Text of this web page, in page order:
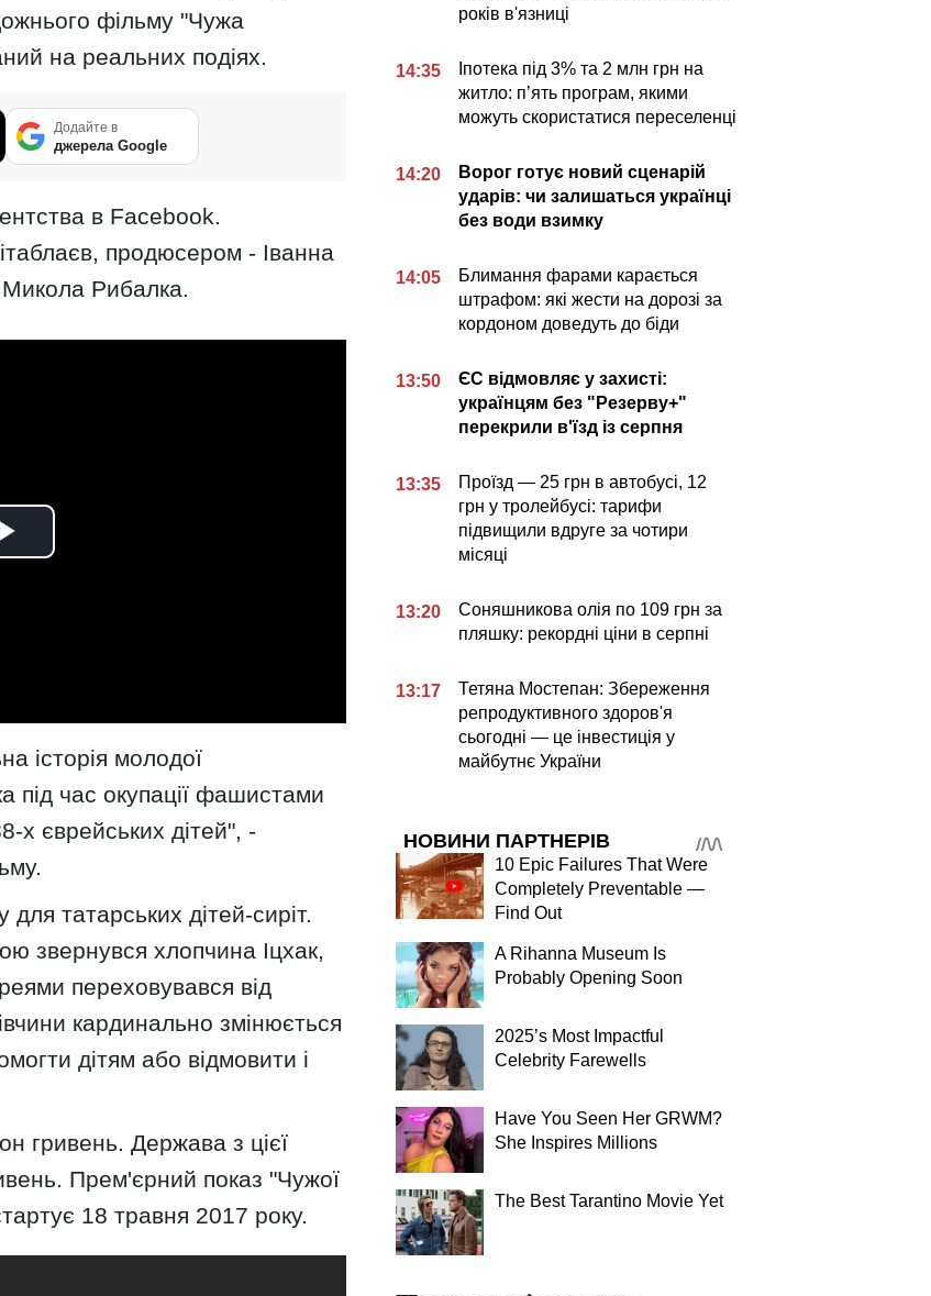
фільму "Чужа
на реальних подіях.
Додайте в
джерела Google
в Facebook.
продюсером - Іванна
Рибалка.
історія молодої
під час окупації фашистами
х єврейських дітей", -
татарських дітей-сиріт.
звернувся хлопчина Іцхак,
переховувався від
кардинально змінюється
дітям або відмовити і
гривень. Держава з цієї
Прем'єрний показ "Чужої
18 травня 2017 року.
років в'язниці
14:35
Іпотека під 3% та 2 млн грн на
житло: пʼять програм, якими
можуть скористатися переселенці
14:20
Ворог готує новий сценарій
ударів: чи залишаться українці
без води взимку
14:05
Блимання фарами карається
штрафом: які жести на дорозі за
кордоном доведуть до біди
13:50
ЄС відмовляє у захисті:
українцям без "Резерву+"
перекрили в'їзд із серпня
13:35
Проїзд — 25 грн в автобусі, 12
грн у тролейбусі: тарифи
підвищили вдруге за чотири
місяці
13:20
Соняшникова олія по 109 грн за
пляшку: рекордні ціни в серпні
13:17
Тетяна Мостепан: Збереження
репродуктивного здоров'я
сьогодні — це інвестиція у
майбутнє України
НОВИНИ ПАРТНЕРІВ
10 Epic Failures That Were
Completely Preventable —
Find Out
A Rihanna Museum Is
Probably Opening Soon
2025’s Most Impactful
Celebrity Farewells
Have You Seen Her GRWM?
She Inspires Millions
The Best Tarantino Movie Yet